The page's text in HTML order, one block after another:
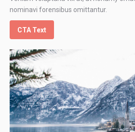
nominavi forensibus omittantur.
CTA Text